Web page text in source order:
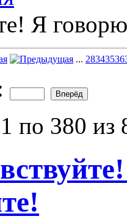
Я
... 28343536
по 380 из